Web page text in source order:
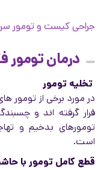
جراحی کیست و تومور
درمان
تخلیه تومور
در مورد برخی از
قرار گرفته اند و
تومورهای بدخیم و
است.
قطع کامل تومور با